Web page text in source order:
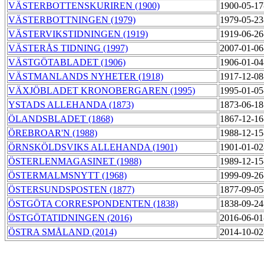
VÄSTERBOTTENSKURIREN (1900)
1900-05-
VÄSTERBOTTNINGEN (1979)
1979-05-
VÄSTERVIKSTIDNINGEN (1919)
1919-06-
VÄSTERÅS TIDNING (1997)
2007-01-
VÄSTGÖTABLADET (1906)
1906-01-
VÄSTMANLANDS NYHETER (1918)
1917-12-
VÄXJÖBLADET KRONOBERGAREN (1995)
1995-01-
YSTADS ALLEHANDA (1873)
1873-06-
ÖLANDSBLADET (1868)
1867-12-
ÖREBROAR'N (1988)
1988-12-
ÖRNSKÖLDSVIKS ALLEHANDA (1901)
1901-01-
ÖSTERLENMAGASINET (1988)
1989-12-
ÖSTERMALMSNYTT (1968)
1999-09-
ÖSTERSUNDSPOSTEN (1877)
1877-09-
ÖSTGÖTA CORRESPONDENTEN (1838)
1838-09-
ÖSTGÖTATIDNINGEN (2016)
2016-06-
ÖSTRA SMÅLAND (2014)
2014-10-